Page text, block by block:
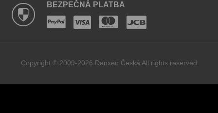
BEZPEČNÁ PLATBA
Copyright © 2009-2026 Danxen Česká All rights reserved